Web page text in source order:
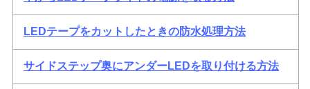
LEDテープをカットしたときの防水処理方法
サイドステップ奥にアンダーLEDを取り付ける方法